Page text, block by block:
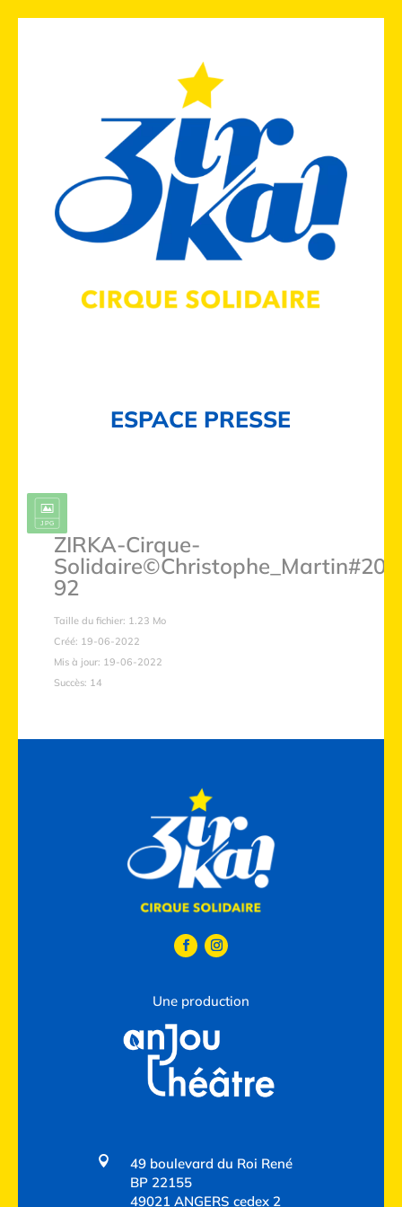
ESPACE PRESSE
ZIRKA-Cirque-
92
Taille du fichier: 1.23 Mo
Créé: 19-06-2022
Mis à jour: 19-06-2022
Succès: 14
Une production

49 boulevard du Roi René
BP 22155
49021 ANGERS cedex 2